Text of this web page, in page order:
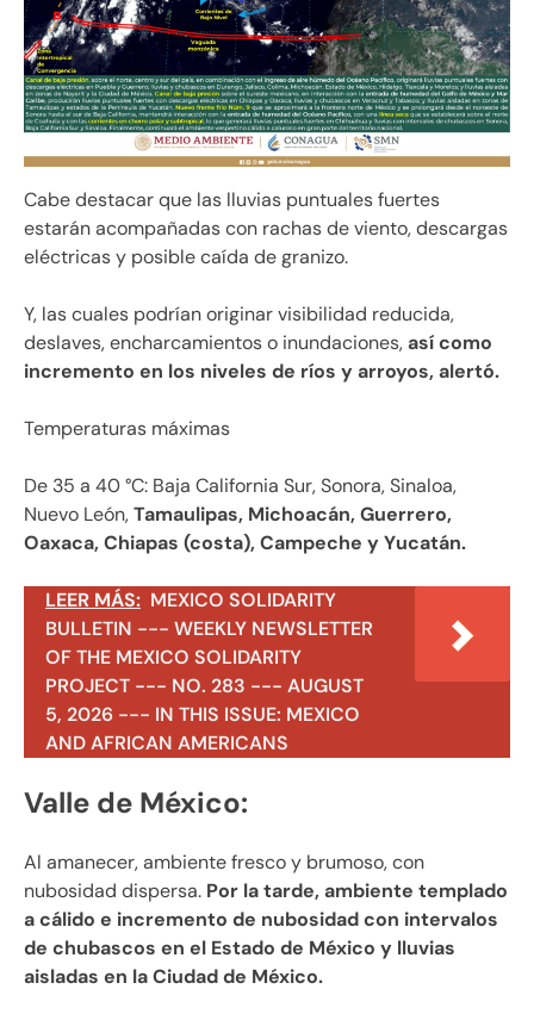
Cabe destacar que las lluvias puntuales fuertes
estarán acompañadas con rachas de viento, descargas
eléctricas y posible caída de granizo.
Y, las cuales podrían originar visibilidad reducida,
deslaves, encharcamientos o inundaciones,así como
incremento en los niveles de ríos y arroyos, alertó.
Temperaturas máximas
De 35 a 40 °C: Baja California Sur, Sonora, Sinaloa,
Nuevo León,Tamaulipas, Michoacán, Guerrero,
Oaxaca, Chiapas (costa), Campeche y Yucatán.
LEER MÁS: MEXICO SOLIDARITY
BULLETIN --- WEEKLY NEWSLETTER
OF THE MEXICO SOLIDARITY
PROJECT --- NO. 283 --- AUGUST
5, 2026 --- IN THIS ISSUE: MEXICO
AND AFRICAN AMERICANS
Valle de México:
Al amanecer, ambiente fresco y brumoso, con
nubosidad dispersa. Por la tarde, ambiente templado
a cálido e incremento de nubosidad con intervalos
de chubascos en el Estado de México y lluvias
aisladas en la Ciudad de México.